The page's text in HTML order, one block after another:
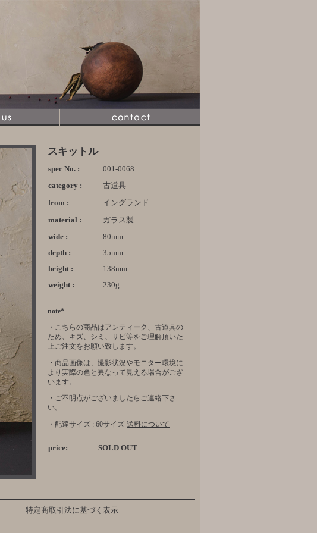
スキットル
spec No. :
001-0068
category :
古道具
from : イングランド
material :
ガラス製
wide :
80mm
depth :
35mm
height :
138mm
weight :
230g
note*
・こちらの商品はアンティーク、古道具の
ため、キズ、シミ、サビ等をご理解頂いた
上ご注文をお願い致します。
・商品画像は、撮影状況やモニター環境に
より実際の色と異なって見える場合がござ
います。
・ご不明点がございましたらご連絡下さ
い。
・配達サイズ : 60サイズ-送料について
price: SOLD OUT
特定商取引法に基づく表示